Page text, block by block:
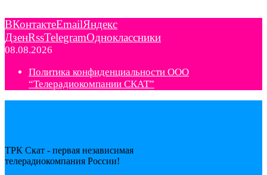
ВКонтактеEmailЯндекс
ДзенRssTelegramОдноклассники
08.08.2026
Политика конфиденциальности ООО
“Телерадиокомпании СКАТ”
ТРК Скат - первая независимая
телерадиокомпания Роcсии!